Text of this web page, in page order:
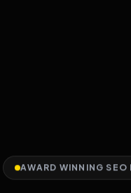
AWARD WINNING